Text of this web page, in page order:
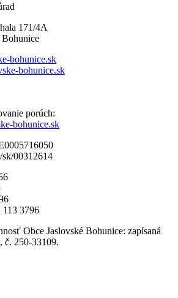
171/4A
Bohunice
bohunice.sk
bohunice.sk
porúch:
bohunice.sk
00312614
3796
Obce Jaslovské Bohunice: zapísaná
č. 250-33109.